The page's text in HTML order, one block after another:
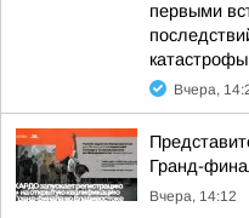
первыми
катастрофы
Вчера,
Гранд-
Вчера, 14:12